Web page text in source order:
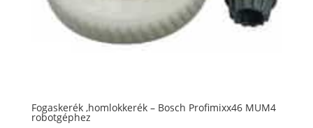
Fogaskerék ,homlokkerék – Bosch Profimixx46 MUM4
robotgéphez